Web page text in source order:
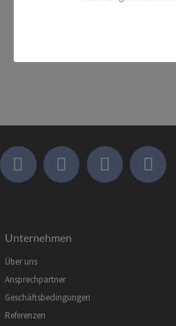
Untersuchungsliege S
Unternehmen
Über uns
Ansprechpartner
Geschäftsbedingungen
Referenzen